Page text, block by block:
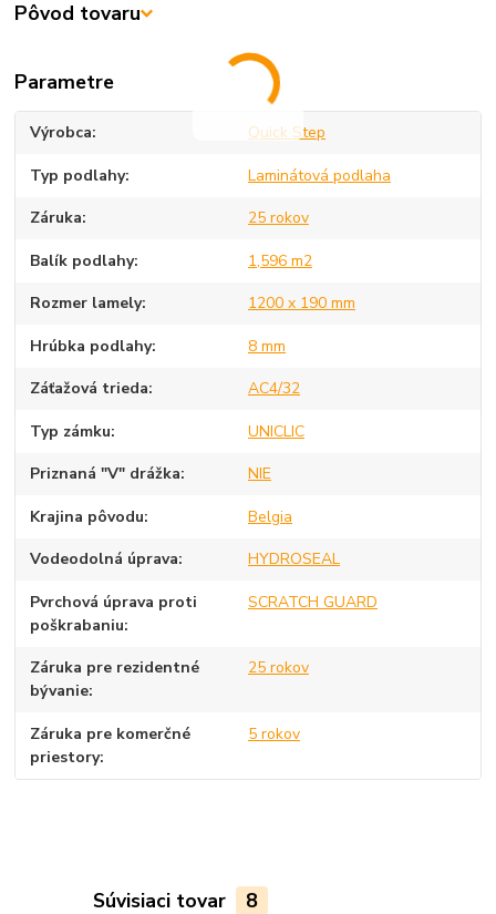
Pôvod tovaru
Parametre
Výrobca Quick Step
Typ podlahy Laminátová podlaha
Záruka 25 rokov
Balík podlahy 1,596 m2
Rozmer lamely 1200 x 190 mm
Hrúbka podlahy 8 mm
Záťažová trieda AC4/32
Typ zámku UNICLIC
Priznaná "V" drážka NIE
Krajina pôvodu Belgia
Vodeodolná úprava HYDROSEAL
Pvrchová úprava proti
poškrabaniu
SCRATCH GUARD
Záruka pre rezidentné
bývanie
25 rokov
Záruka pre komerčné
priestory
5 rokov
Súvisiaci tovar 8